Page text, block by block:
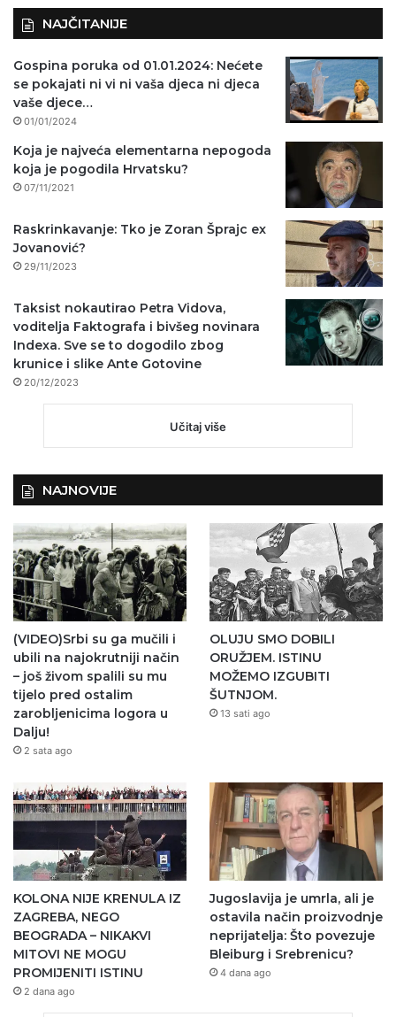
“problematičnim”
NAJČITANIJE
Gospina poruka od 01.01.2024: Nećete
se pokajati ni vi ni vaša djeca ni djeca
vaše djece…
01/01/2024
Koja je najveća elementarna nepogoda
koja je pogodila Hrvatsku?
07/11/2021
Raskrinkavanje: Tko je Zoran Šprajc ex
Jovanović?
29/11/2023
Taksist nokautirao Petra Vidova,
voditelja Faktografa i bivšeg novinara
Indexa. Sve se to dogodilo zbog
krunice i slike Ante Gotovine
20/12/2023
Učitaj više
NAJNOVIJE
(VIDEO)Srbi su ga mučili i
ubili na najokrutniji način
– još živom spalili su mu
tijelo pred ostalim
zarobljenicima logora u
Dalju!
2 sata ago
OLUJU SMO DOBILI
ORUŽJEM. ISTINU
MOŽEMO IZGUBITI
ŠUTNJOM.
13 sati ago
KOLONA NIJE KRENULA IZ
ZAGREBA, NEGO
BEOGRADA – NIKAKVI
MITOVI NE MOGU
PROMIJENITI ISTINU
2 dana ago
Jugoslavija je umrla, ali je
ostavila način proizvodnje
neprijatelja: Što povezuje
Bleiburg i Srebrenicu?
4 dana ago